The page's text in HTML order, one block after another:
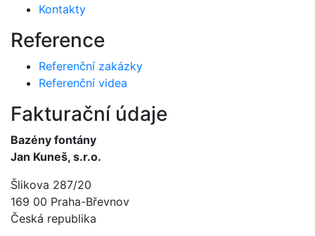
Kontakty
Reference
Referenční zakázky
Referenční videa
Fakturační údaje
Bazény fontány
Jan Kuneš, s.r.o.
Šlikova 287/20
169 00 Praha-Břevnov
Česká republika